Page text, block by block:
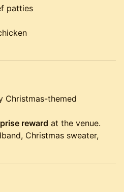
patties
Christmas-themed
reward at the venue.
Christmas sweater,